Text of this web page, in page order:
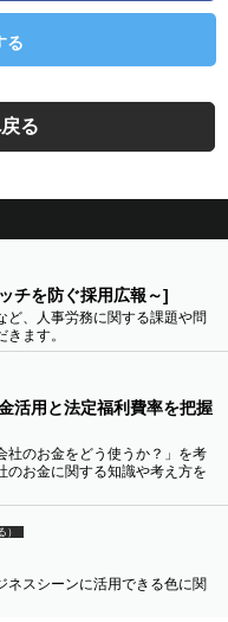
る
る
チを防ぐ採用広報～]
ど、人事労務に関する課題や問
ます。
活用と法定福利費率を把握
社のお金をどう使うか？」を考
のお金に関する知識や考え方を
）
ネスシーンに活用できる色に関